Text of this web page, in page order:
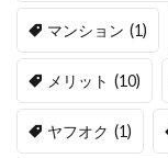
マンション (1)
メリット (10)
ヤフオク (1)